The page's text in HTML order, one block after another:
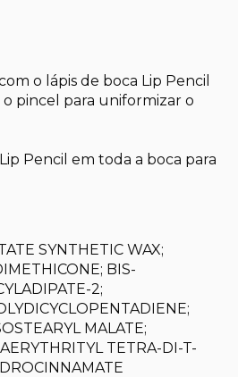
o lápis de boca Lip Pencil
pincel para uniformizar o
Pencil em toda a boca para
SYNTHETIC WAX;
BIS-
2;
MALATE;
TETRA-DI-T-